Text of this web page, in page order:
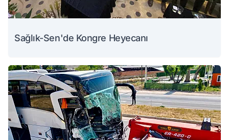
Sağlık-Sen'de Kongre Heyecanı